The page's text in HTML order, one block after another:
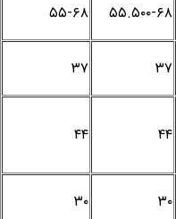
۵۵.۵۰۰-۶۸ ۵۵-۶۸
۳۷ ۳۷
۴۴ ۴۴
۳۰ ۳۰